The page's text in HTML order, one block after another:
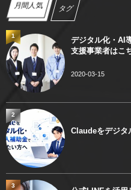
月間人気 タグ
デジタル化・AI
支援事業者はこ
2020-03-15
1
Claudeをデジタ
2
3